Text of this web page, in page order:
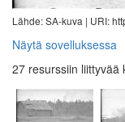
Lähde: SA-kuva | URI:
Näytä sovelluksessa
27 resurssiin liittyvää